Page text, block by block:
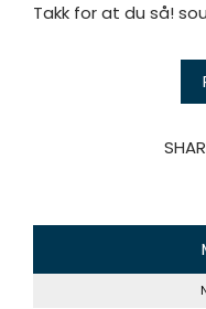
Takk for at du så!